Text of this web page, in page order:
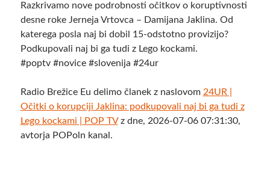
Razkrivamo nove podrobnosti očitkov o koruptivnosti
desne roke Jerneja Vrtovca – Damijana Jaklina. Od
katerega posla naj bi dobil 15-odstotno provizijo?
Podkupovali naj bi ga tudi z Lego kockami.
#poptv #novice #slovenija #24ur
Radio Brežice Eu delimo članek z naslovom 24UR |
Očitki o korupciji Jaklina: podkupovali naj bi ga tudi z
Lego kockami | POP TVz dne, 2026-07-06 07:31:30,
avtorja POPoln kanal.